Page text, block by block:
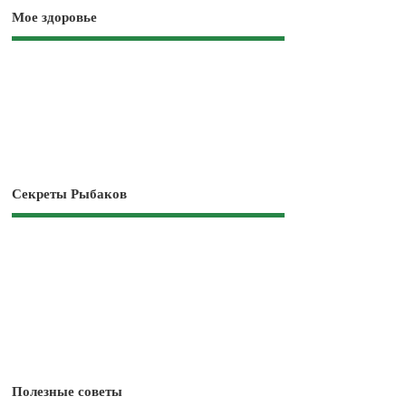
Мое здоровье
Секреты Рыбаков
Полезные советы